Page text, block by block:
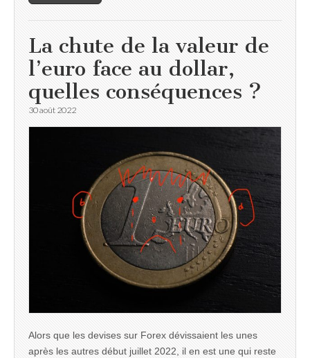
La chute de la valeur de
l’euro face au dollar,
quelles conséquences ?
30 août 2022
Alors que les devises sur Forex dévissaient les unes
après les autres début juillet 2022, il en est une qui reste